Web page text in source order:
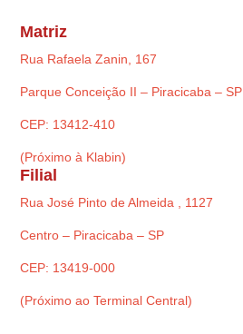
Matriz
Rua Rafaela Zanin, 167
Parque Conceição II – Piracicaba – SP
CEP: 13412-410
(Próximo à Klabin)
Filial
Rua José Pinto de Almeida , 1127
Centro – Piracicaba – SP
CEP: 13419-000
(Próximo ao Terminal Central)